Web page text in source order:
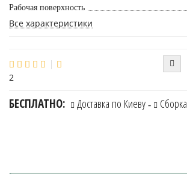
Рабочая поверхность
Все характеристики
2
БЕСПЛАТНО: Доставка по Киеву - Сборка